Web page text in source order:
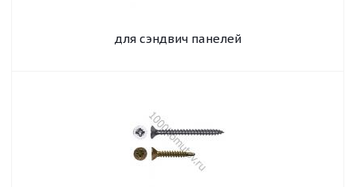
для сэндвич панелей